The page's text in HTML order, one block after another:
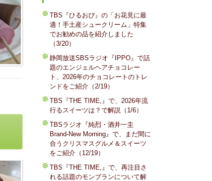
TBS『ひるおび』の「お花見に最
適！手土産シュークリーム」特集
でお勧めの品を紹介しました
（3/20）
静岡放送SBSラジオ『IPPO』で話
題のエンジェルヘアチョコレー
ト、2026年のチョコレートのトレ
ンドをご紹介（2/19）
TBS『THE TIME,』で、2026年流
行るスイーツは？で解説（1/6）
TBSラジオ『純烈・酒井一圭
Brand-New Morning』で、まだ間に
合うクリスマスグルメ＆スイーツ
をご紹介（12/19）
TBS『THE TIME,』で、再注目さ
れる話題のモンブランについて解